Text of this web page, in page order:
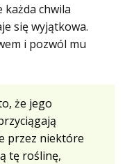
każda chwila
się wyjątkowa.
i pozwól mu
że jego
przez niektóre
tę roślinę,